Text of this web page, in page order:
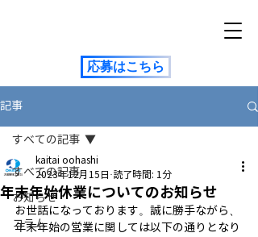
応募はこちら
記事
すべての記事
お知らせ
コラム
すべての記事
年末年始休業についてのお知らせ
kaitai oohashi
2023年12月15日 読了時間: 1分
お世話になっております。誠に勝手ながら、
年末年始の営業に関しては以下の通りとなり